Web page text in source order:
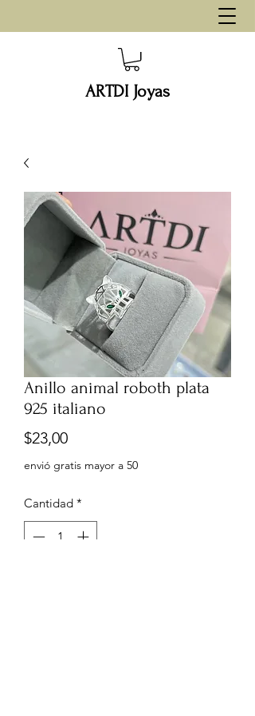
ARTDI Joyas
Anillo animal roboth plata
925 italiano
$23,00Precio
envió gratis mayor a 50
Cantidad *